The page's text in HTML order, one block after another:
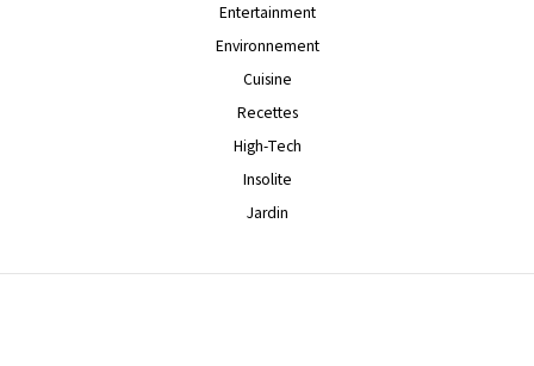
Entertainment
Environnement
Cuisine
Recettes
High-Tech
Insolite
Jardin